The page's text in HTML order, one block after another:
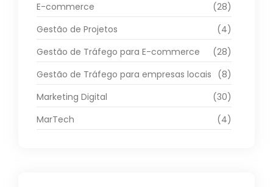
E-commerce
(28)
Gestão de Projetos
(4)
Gestão de Tráfego para E-commerce
(28)
Gestão de Tráfego para empresas locais (8)
Marketing Digital
(30)
MarTech
(4)